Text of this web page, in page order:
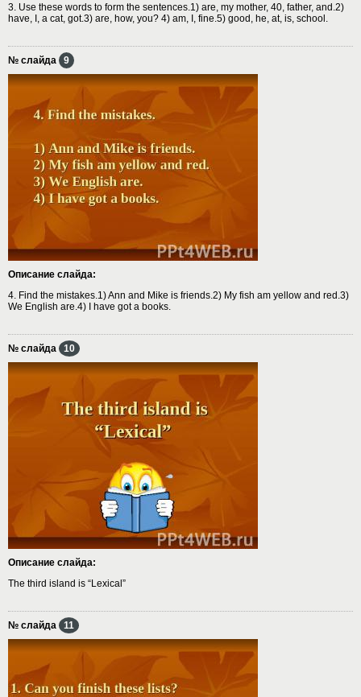
3. Use these words to form the sentences.1) are, my mother, 40, father, and.2)
have, I, a cat, got.3) are, how, you? 4) am, I, fine.5) good, he, at, is, school.
№ слайда 9
Описание слайда:
4. Find the mistakes.1) Ann and Mike is friends.2) My fish am yellow and red.3)
We English are.4) I have got a books.
№ слайда 10
Описание слайда:
The third island is “Lexical”
№ слайда 11